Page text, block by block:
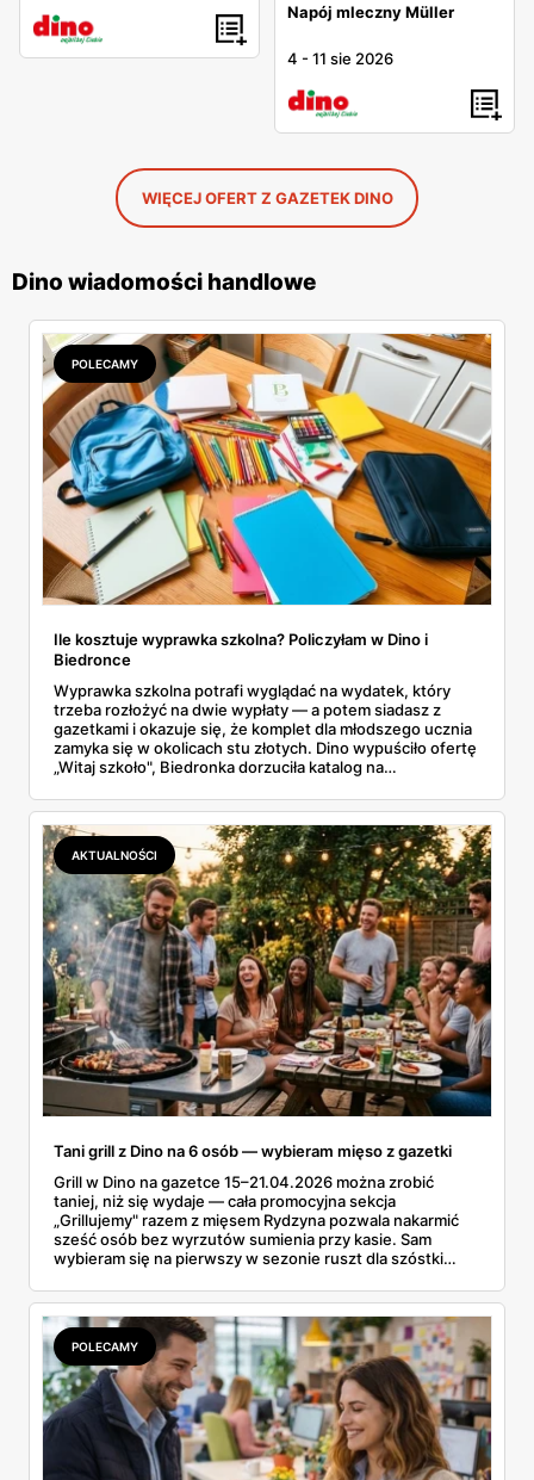
Napój mleczny Müller
4 -11 sie 2026
WIĘCEJ OFERT Z GAZETEK DINO
Dino wiadomości handlowe
POLECAMY
Ile kosztuje wyprawka szkolna? Policzyłam w Dino i
Biedronce
Wyprawka szkolna potrafi wyglądać na wydatek, który
trzeba rozłożyć na dwie wypłaty — a potem siadasz z
gazetkami i okazuje się, że komplet dla młodszego ucznia
zamyka się w okolicach stu złotych. Dino wypuściło ofertę
„Witaj szkoło", Biedronka dorzuciła katalog na
Przejrzałam obie i policzyłam pozycja po pozycji: zeszyty,
piórniki, plecaki, farby, kleje. Poniżej cała lista przyborów
szkolnych z cenami i terminami.
AKTUALNOŚCI
Tani grill z Dino na 6 osób — wybieram mięso z gazetki
Grill w Dino na gazetce 15–21.04.2026 można zrobić
taniej, niż się wydaje — cała promocyjna sekcja
„Grillujemy" razem z mięsem Rydzyna pozwala nakarmić
sześć osób bez wyrzutów sumienia przy kasie. Sam
wybieram się na pierwszy w sezonie ruszt dla szóstki
porannej kawie. Kiełbasa Biesiadna za 11,99 zł,
marynowane udko z kurczaka po 15,99 zł za kilogram,
szynka wykwintna Rydzyna po 37,99. Sprawdzam, co
naprawdę wchodzi do koszyka, a co lepiej zostawić na
półce.
POLECAMY